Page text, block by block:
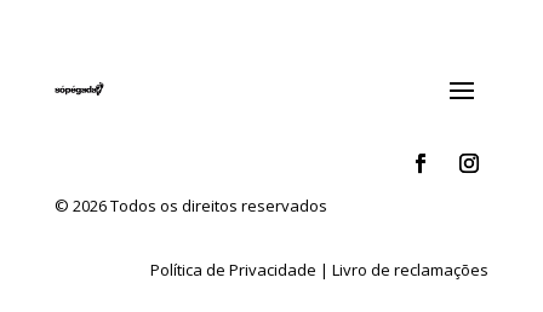
© 2026 Todos os direitos reservados
Política de Privacidade |Livro de reclamações